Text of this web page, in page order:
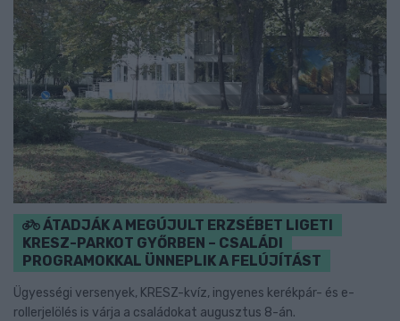
ÁTADJÁK A MEGÚJULT ERZSÉBET LIGETI
KRESZ-PARKOT GYŐRBEN – CSALÁDI
PROGRAMOKKAL ÜNNEPLIK A FELÚJÍTÁST
Ügyességi versenyek, KRESZ-kvíz, ingyenes kerékpár- és e-
rollerjelölés is várja a családokat augusztus 8-án.